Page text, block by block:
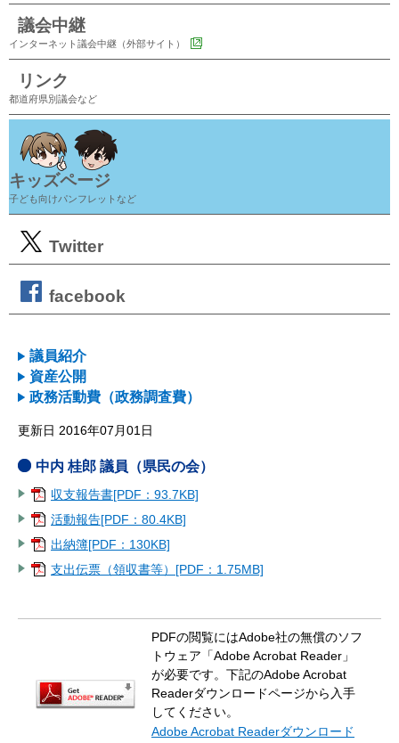
議会中継
インターネット議会中継（外部サイト）
リンク
都道府県別議会など
キッズページ
子ども向けパンフレットなど
Twitter
facebook
議員紹介
資産公開
政務活動費（政務調査費）
更新日 2016年07月01日
中内 桂郎 議員（県民の会）
収支報告書[PDF：93.7KB]
活動報告[PDF：80.4KB]
出納簿[PDF：130KB]
支出伝票（領収書等）[PDF：1.75MB]
PDFの閲覧にはAdobe社の無償のソフ
トウェア「Adobe Acrobat Reader」
が必要です。下記のAdobe Acrobat
Readerダウンロードページから入手
してください。
Adobe Acrobat Readerダウンロード